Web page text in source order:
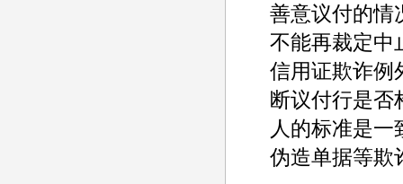
善意议付的情
不能再裁定中
信用证欺诈例
断议付行是否
人的标准是
伪造单据等欺